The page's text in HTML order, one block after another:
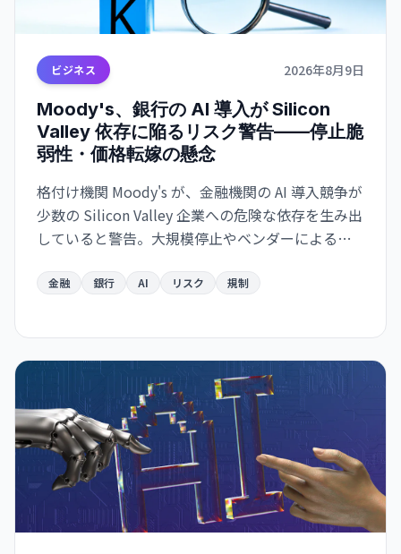
ビジネス 2026年8月9日
Moody's、銀行の AI 導入が Silicon
Valley 依存に陥るリスク警告——停止脆
弱性・価格転嫁の懸念
格付け機関 Moody's が、金融機関の AI 導入競争が
少数の Silicon Valley 企業への危険な依存を生み出
していると警告。大規模停止やベンダーによる価
金融システムのリスク要因になり得ると指摘し
金融 銀行 AI リスク 規制